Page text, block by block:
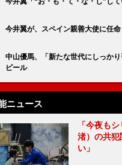
今井翼が、スペイン親善大使に任
中山優馬、「新たな世代にしっか
ピール
ニュース
「今夜も
渚）の共犯
い」